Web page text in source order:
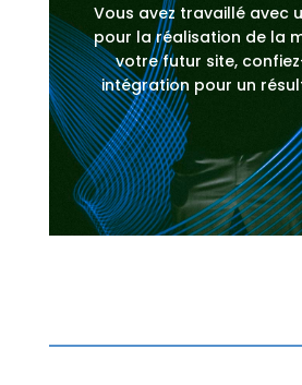
Vous avez travaillé avec
pour la réalisation de la
votre futur site,
intégration pour un